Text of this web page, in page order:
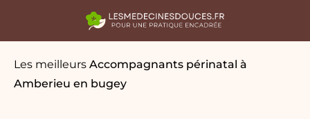
Les meilleurs Accompagnants périnatal à
Amberieu en bugey